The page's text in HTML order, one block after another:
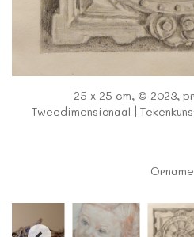
25 x 25 cm, © 2023,
Tweedimensionaal |